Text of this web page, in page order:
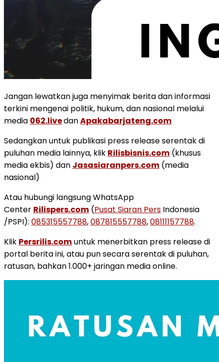
Jangan lewatkan juga menyimak berita dan informasi
terkini mengenai politik, hukum, dan nasional melalui
media 062.livedanApakabarjateng.com
Sedangkan untuk publikasi press release serentak di
puluhan media lainnya, klik Rilisbisnis.com (khusus
media ekbis) dan Jasasiaranpers.com (media
nasional)
Atau hubungi langsung WhatsApp
Center Rilispers.com (Pusat Siaran Pers Indonesia
/PSPI): 085315557788,087815557788,08111157788.
Klik Persrilis.comuntuk menerbitkan press release di
portal berita ini, atau pun secara serentak di puluhan,
ratusan, bahkan 1.000+ jaringan media online.